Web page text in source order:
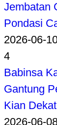
Jembatan
Pondasi
2026-06-
4
Babinsa
Gantung
Kian
2026-06-